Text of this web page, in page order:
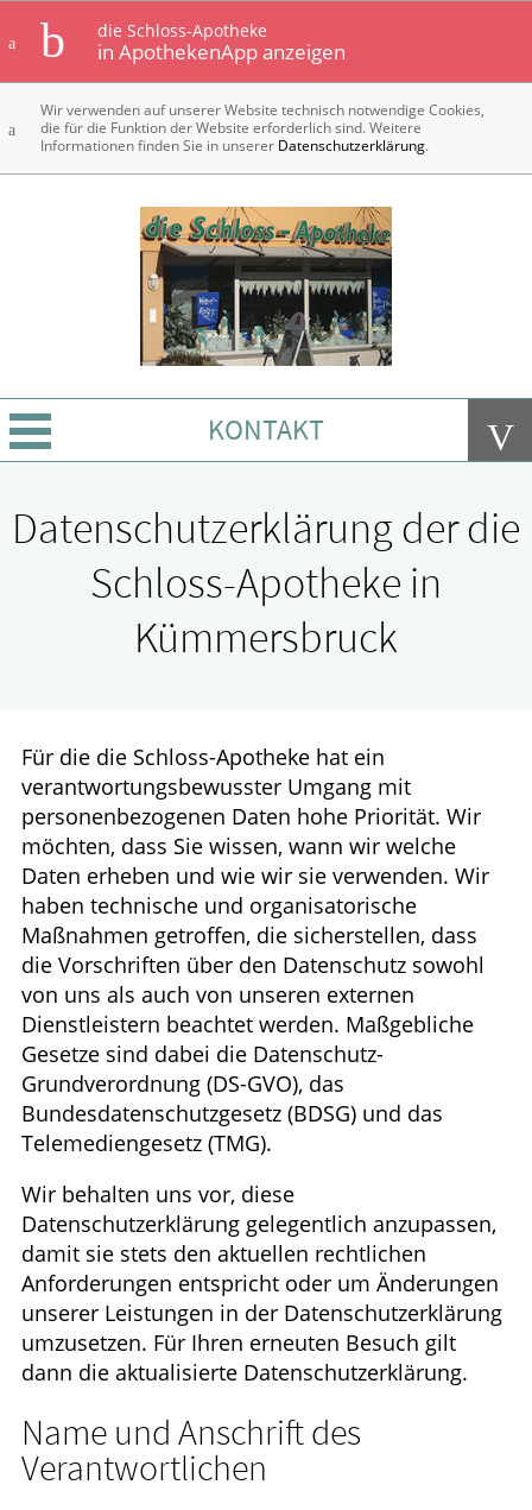
die Schloss-Apotheke
in ApothekenApp anzeigen
Wir verwenden auf unserer Website technisch notwendige Cookies,
die für die Funktion der Website erforderlich sind. Weitere
Informationen finden Sie in unserer Datenschutzerklärung.
KONTAKT
HOMÖOPATHIE
ELTERN UND KIND
Datenschutzerklärung der die
Schloss-Apotheke in
Kümmersbruck
Für die die Schloss-Apotheke hat ein
verantwortungsbewusster Umgang mit
personenbezogenen Daten hohe Priorität. Wir
möchten, dass Sie wissen, wann wir welche
Daten erheben und wie wir sie verwenden. Wir
haben technische und organisatorische
Maßnahmen getroffen, die sicherstellen, dass
die Vorschriften über den Datenschutz sowohl
von uns als auch von unseren externen
Dienstleistern beachtet werden. Maßgebliche
Gesetze sind dabei die Datenschutz-
Grundverordnung (DS-GVO), das
Bundesdatenschutzgesetz (BDSG) und das
Telemediengesetz (TMG).
Wir behalten uns vor, diese
Datenschutzerklärung gelegentlich anzupassen,
damit sie stets den aktuellen rechtlichen
Anforderungen entspricht oder um Änderungen
unserer Leistungen in der Datenschutzerklärung
umzusetzen. Für Ihren erneuten Besuch gilt
dann die aktualisierte Datenschutzerklärung.
Name und Anschrift des
Verantwortlichen